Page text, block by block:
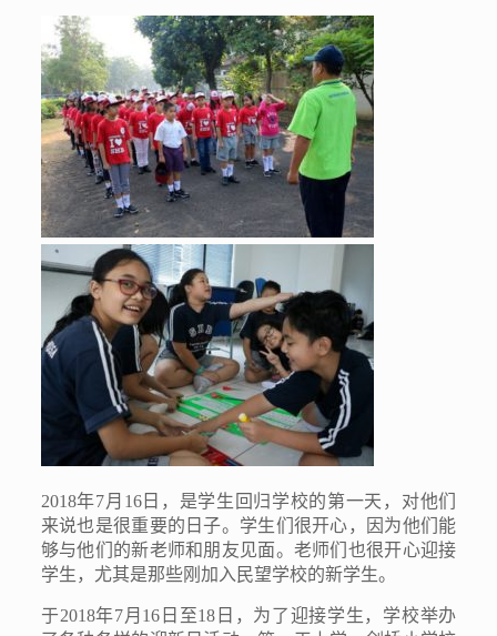
2018年7月 16日，是学生回归学校的第一天，对他们
来说也是很重要的日子。学生们很开心，因为他们能
够与他们的新老师和朋友见面。老师们也很开心迎接
学生，尤其是那些刚加入民望学校的新学生。
于2018年7月 16 日至18 日，为了迎接学生，学校举办